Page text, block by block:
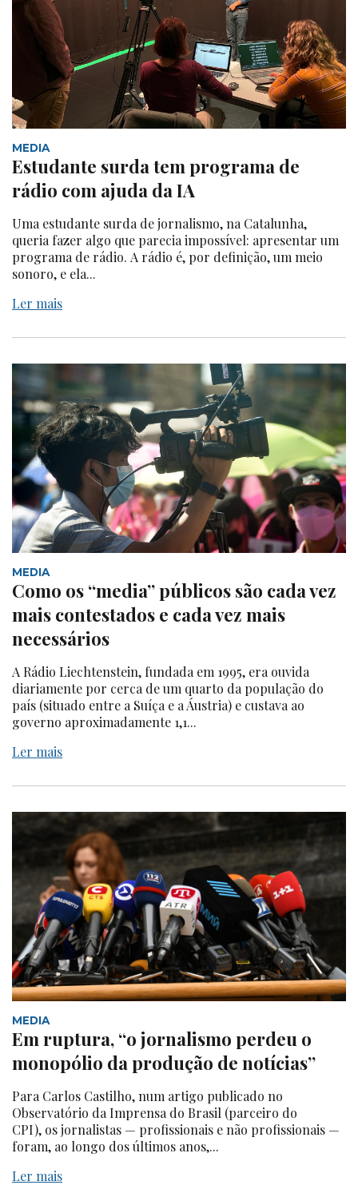
MEDIA
Estudante surda tem programa de
rádio com ajuda da IA
Uma estudante surda de jornalismo, na Catalunha,
queria fazer algo que parecia impossível: apresentar um
programa de rádio. A rádio é, por definição, um meio
sonoro, e ela...
Ler mais
MEDIA
Como os “media” públicos são cada vez
mais contestados e cada vez mais
necessários
A Rádio Liechtenstein, fundada em 1995, era ouvida
diariamente por cerca de um quarto da população do
país (situado entre a Suíça e a Áustria) e custava ao
governo aproximadamente 1,1...
Ler mais
MEDIA
Em ruptura, “o jornalismo perdeu o
monopólio da produção de notícias”
Para Carlos Castilho, num artigo publicado no
Observatório da Imprensa do Brasil (parceiro do
CPI), os jornalistas — profissionais e não profissionais —
foram, ao longo dos últimos anos,...
Ler mais